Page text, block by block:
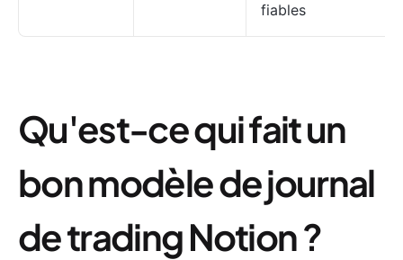
fiables
Qu'est-ce qui fait un
bon modèle de journal
de trading Notion ?